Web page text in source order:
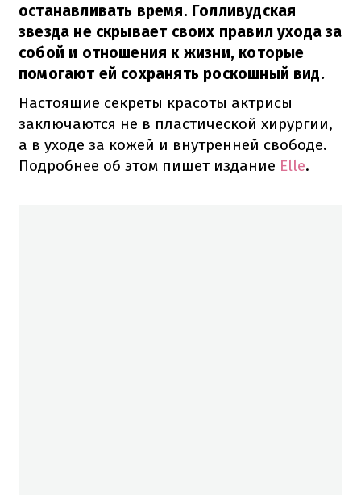
останавливать время. Голливудская
звезда не скрывает своих правил ухода за
собой и отношения к жизни, которые
помогают ей сохранять роскошный вид.
Настоящие секреты красоты актрисы
заключаются не в пластической хирургии,
а в уходе за кожей и внутренней свободе.
Подробнее об этом пишет издание Elle.